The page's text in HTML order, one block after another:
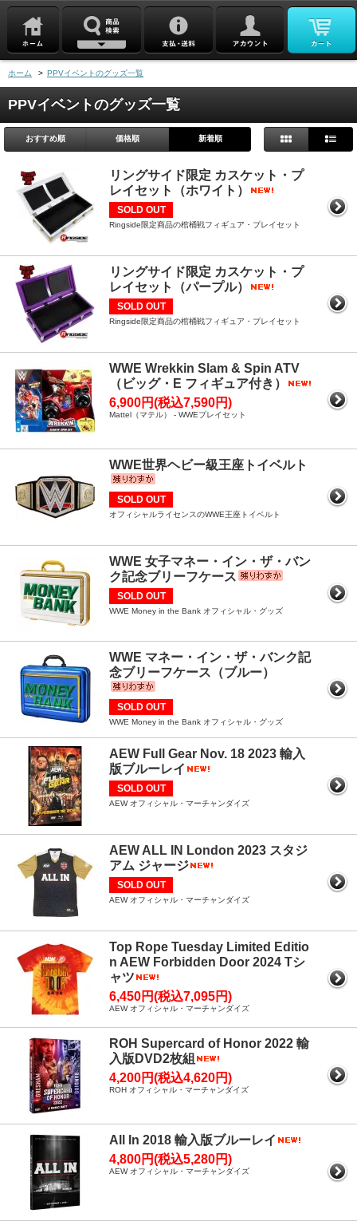
ホーム > PPVイベントのグッズ一覧
PPVイベントのグッズ一覧
おすすめ順 価格順 新着順
リングサイド限定 カスケット・プ
レイセット（ホワイト）
SOLD OUT
Ringside限定商品の棺桶戦フィギュア・プレイセット
リングサイド限定 カスケット・プ
レイセット（パープル）
SOLD OUT
Ringside限定商品の棺桶戦フィギュア・プレイセット
WWE Wrekkin Slam & Spin ATV
（ビッグ・E フィギュア付き）
6,900円(税込7,590円)
Mattel（マテル） - WWEプレイセット
WWE世界ヘビー級王座トイベルト
SOLD OUT
オフィシャルライセンスのWWE王座トイベルト
WWE 女子マネー・イン・ザ・バン
ク記念ブリーフケース
SOLD OUT
WWE Money in the Bank オフィシャル・グッズ
WWE マネー・イン・ザ・バンク記
念ブリーフケース（ブルー）
SOLD OUT
WWE Money in the Bank オフィシャル・グッズ
AEW Full Gear Nov. 18 2023 輸入
版ブルーレイ
SOLD OUT
AEW オフィシャル・マーチャンダイズ
AEW ALL IN London 2023 スタジ
アム ジャージ
SOLD OUT
AEW オフィシャル・マーチャンダイズ
Top Rope Tuesday Limited Editio
n AEW Forbidden Door 2024 Tシ
ャツ
6,450円(税込7,095円)
AEW オフィシャル・マーチャンダイズ
ROH Supercard of Honor 2022 輸
入版DVD2枚組
4,200円(税込4,620円)
ROH オフィシャル・マーチャンダイズ
All In 2018 輸入版ブルーレイ
4,800円(税込5,280円)
AEW オフィシャル・マーチャンダイズ